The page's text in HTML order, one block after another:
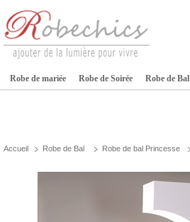
Robe de mariée Robe de Soirée Robe de Bal
Accueil Robe de Bal Robe de bal Princesse